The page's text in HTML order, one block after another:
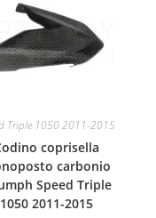
Triple 1050 2011-2015
coprisella
carbonio
Speed Triple
1050 2011-2015